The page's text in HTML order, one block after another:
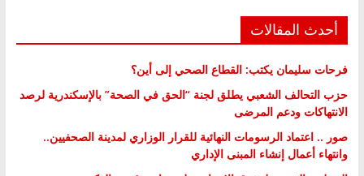
أحدث المقالات
فرحات سليمان يكتب: القطاع الصحي إلى أين؟
حزب التحالف الشعبي يطلق لجنة “الحق في الصحة” بالإسكندرية لرصد
الانتهاكات ودعم المرضى
صور .. اعتماد الرسومات النهائية للقرار الوزاري لمدينة الصحفيين..
وانتهاء أعمال إنشاء المبنى الإداري